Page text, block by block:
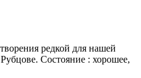
редкой для нашей
Состояние : хорошее,